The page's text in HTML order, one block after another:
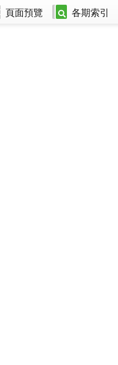
頁面預覽 各期索引